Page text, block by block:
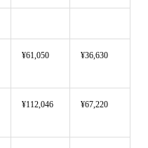
¥61,050 ¥36,630
¥112,046 ¥67,220